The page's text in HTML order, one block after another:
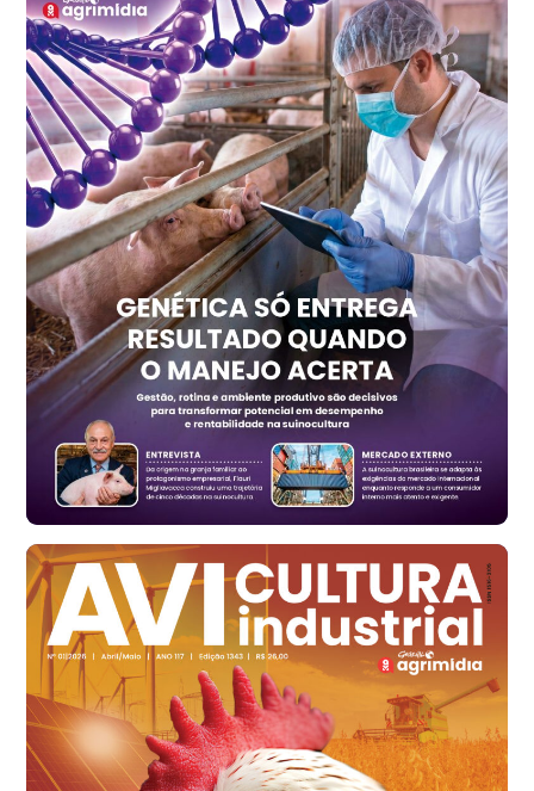
Frango - Indicador
SP
R$ 7,15
kg
Trigo Atacado - Regional
PR
R$ 1.417,12
t
Trigo Atacado - Regional
RS
R$ 1.325,22
t
Ovo Vermelho - Regional
Vermelho
R$ 168,86
cx
Santa Maria do Jetibá (ES)
R$ 139,62
cx
Ovo Branco - Regional
Recife (PE)
R$ 144,92
cx
Ovo Vermelho - Regional